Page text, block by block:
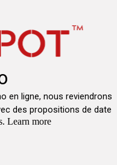
en ligne, nous reviendrons
des propositions de date
Learn more